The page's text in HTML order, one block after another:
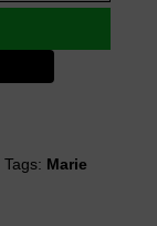
Tags: Marie